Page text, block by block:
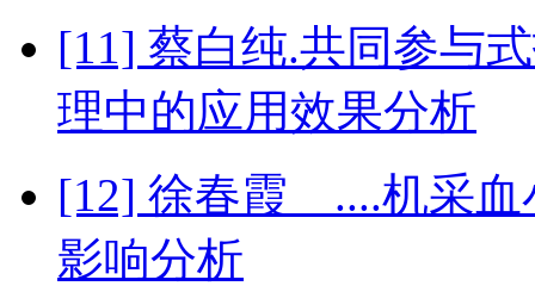
[11] 蔡白纯.共同参与
理中的应用效果分析
[12] 徐春霞 ....机采血
影响分析